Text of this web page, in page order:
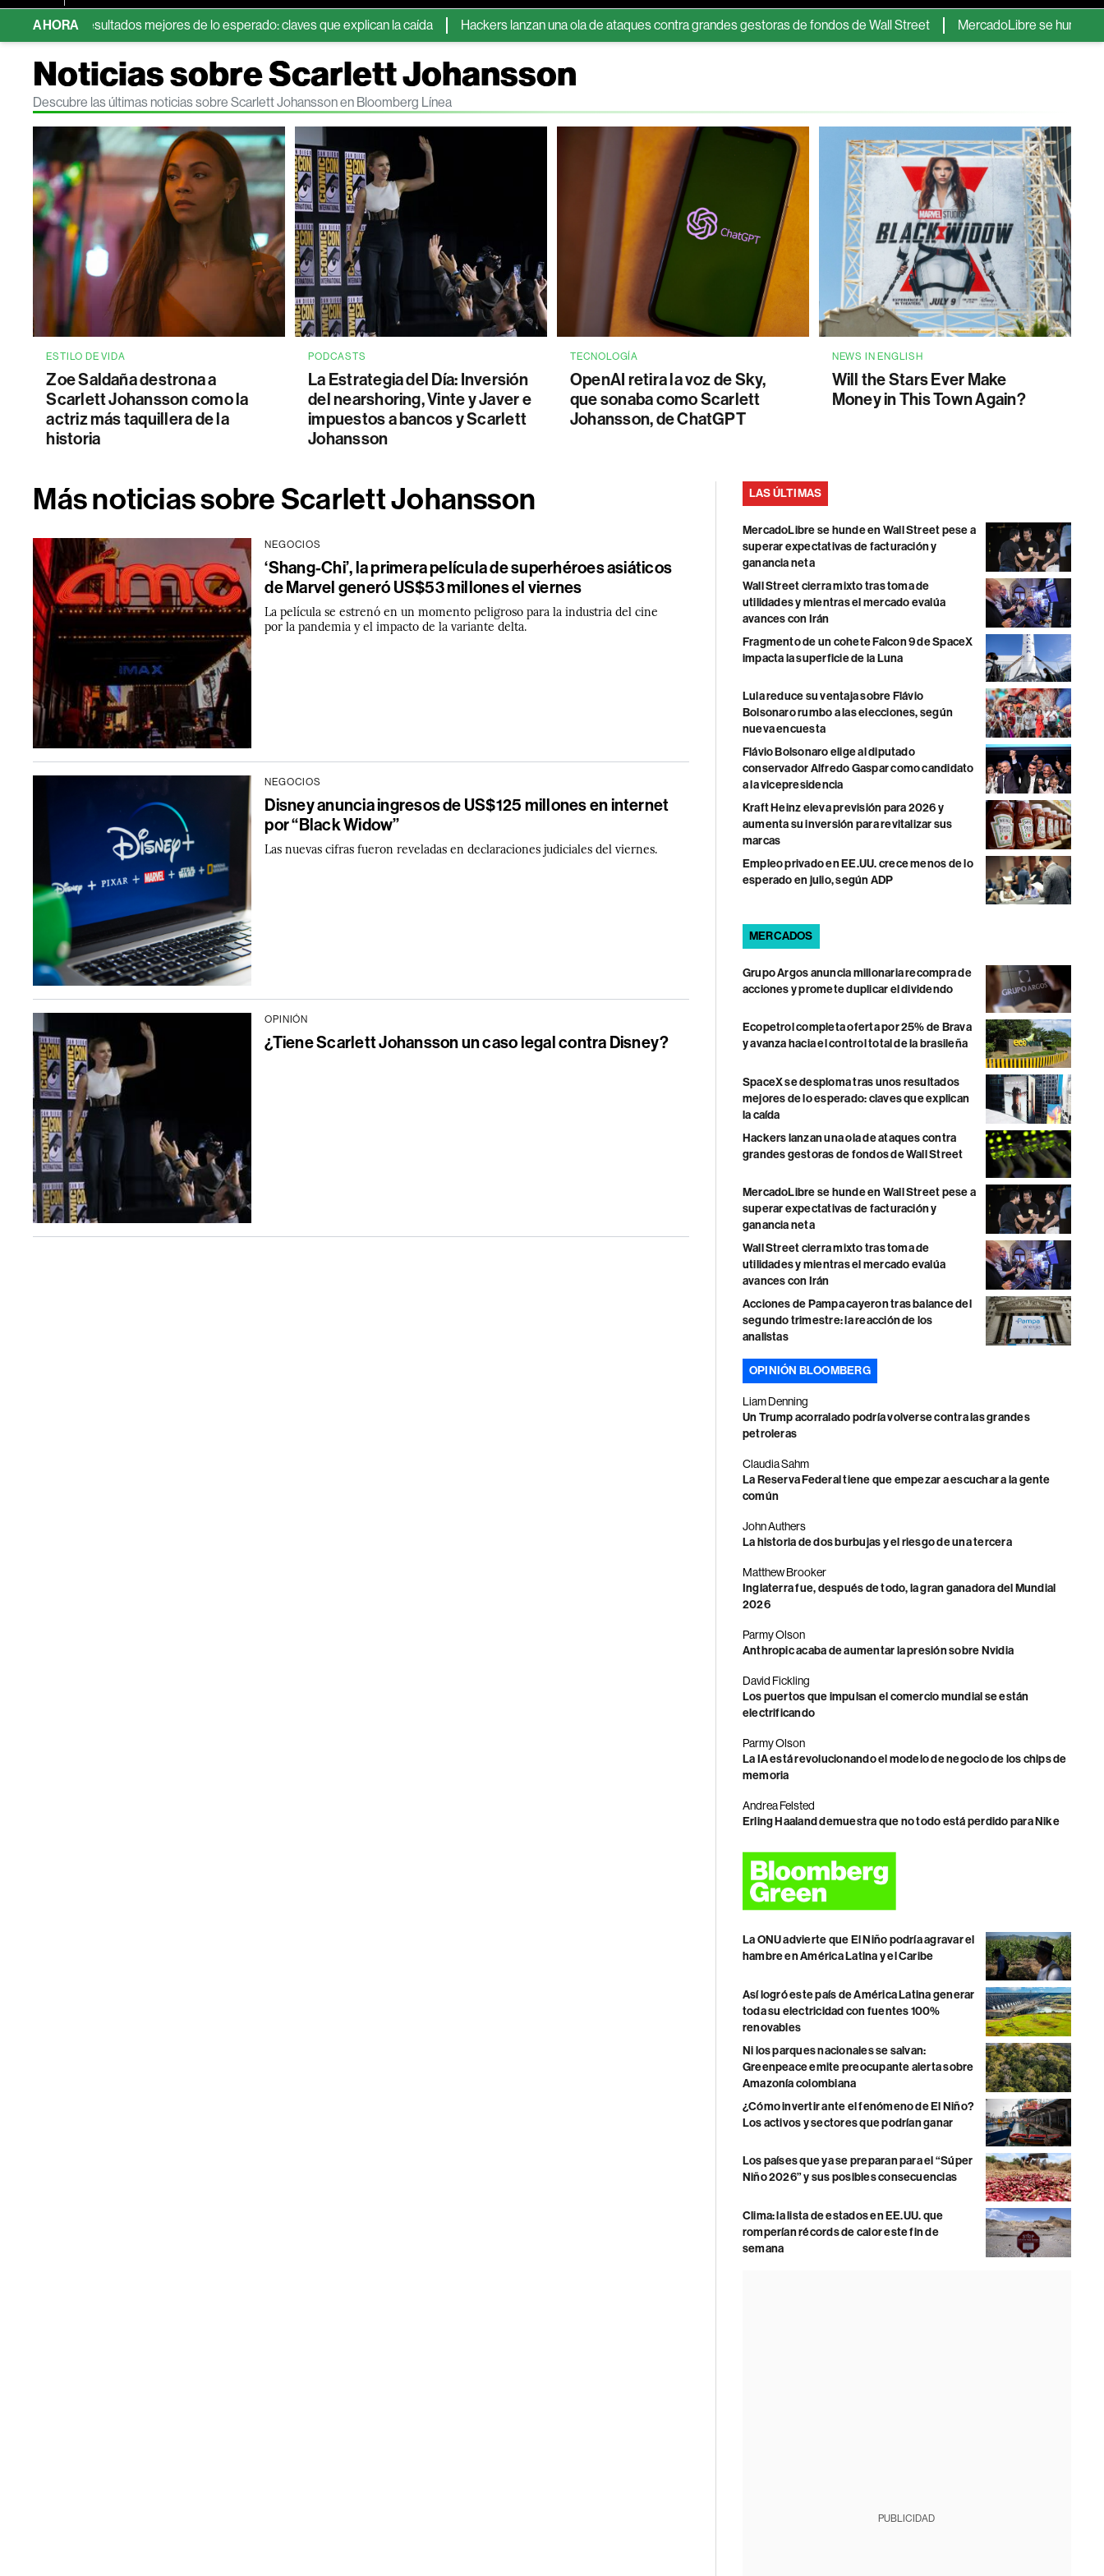
AHORA
resultados mejores de lo esperado: claves que explican la caída Hackers lanzan una ola de ataques contra grandes gestoras de fondos de Wall Street MercadoLibre se hunde en Wall
Noticias sobre Scarlett Johansson
Descubre las últimas noticias sobre Scarlett Johansson en Bloomberg Línea
ESTILO DE VIDA
Zoe Saldaña destrona a
Scarlett Johansson como la
actriz más taquillera de la
historia
PODCASTS
La Estrategia del Día: Inversión
del nearshoring, Vinte y Javer e
impuestos a bancos y Scarlett
Johansson
TECNOLOGÍA
OpenAI retira la voz de Sky,
que sonaba como Scarlett
Johansson, de ChatGPT
NEWS IN ENGLISH
Will the Stars Ever Make
Money in This Town Again?
Más noticias sobre Scarlett Johansson
NEGOCIOS
‘Shang-Chi’, la primera película de superhéroes asiáticos
de Marvel generó US$53 millones el viernes
La película se estrenó en un momento peligroso para la industria del cine
por la pandemia y el impacto de la variante delta.
NEGOCIOS
Disney anuncia ingresos de US$125 millones en internet
por “Black Widow”
Las nuevas cifras fueron reveladas en declaraciones judiciales del viernes.
OPINIÓN
¿Tiene Scarlett Johansson un caso legal contra Disney?
LAS ÚLTIMAS
MercadoLibre se hunde en Wall Street pese a
superar expectativas de facturación y
ganancia neta
Wall Street cierra mixto tras toma de
utilidades y mientras el mercado evalúa
avances con Irán
Fragmento de un cohete Falcon 9 de SpaceX
impacta la superficie de la Luna
Lula reduce su ventaja sobre Flávio
Bolsonaro rumbo a las elecciones, según
nueva encuesta
Flávio Bolsonaro elige al diputado
conservador Alfredo Gaspar como candidato
a la vicepresidencia
Kraft Heinz eleva previsión para 2026 y
aumenta su inversión para revitalizar sus
marcas
Empleo privado en EE.UU. crece menos de lo
esperado en julio, según ADP
MERCADOS
Grupo Argos anuncia millonaria recompra de
acciones y promete duplicar el dividendo
Ecopetrol completa oferta por 25% de Brava
y avanza hacia el control total de la brasileña
SpaceX se desploma tras unos resultados
mejores de lo esperado: claves que explican
la caída
Hackers lanzan una ola de ataques contra
grandes gestoras de fondos de Wall Street
MercadoLibre se hunde en Wall Street pese a
superar expectativas de facturación y
ganancia neta
Wall Street cierra mixto tras toma de
utilidades y mientras el mercado evalúa
avances con Irán
Acciones de Pampa cayeron tras balance del
segundo trimestre: la reacción de los
analistas
OPINIÓN BLOOMBERG
Liam Denning
Un Trump acorralado podría volverse contra las grandes
petroleras
Claudia Sahm
La Reserva Federal tiene que empezar a escuchar a la gente
común
John Authers
La historia de dos burbujas y el riesgo de una tercera
Matthew Brooker
Inglaterra fue, después de todo, la gran ganadora del Mundial
2026
Parmy Olson
Anthropic acaba de aumentar la presión sobre Nvidia
David Fickling
Los puertos que impulsan el comercio mundial se están
electrificando
Parmy Olson
La IA está revolucionando el modelo de negocio de los chips de
memoria
Andrea Felsted
Erling Haaland demuestra que no todo está perdido para Nike
La ONU advierte que El Niño podría agravar el
hambre en América Latina y el Caribe
Así logró este país de América Latina generar
toda su electricidad con fuentes 100%
renovables
Ni los parques nacionales se salvan:
Greenpeace emite preocupante alerta sobre
Amazonía colombiana
¿Cómo invertir ante el fenómeno de El Niño?
Los activos y sectores que podrían ganar
Los países que ya se preparan para el “Súper
Niño 2026” y sus posibles consecuencias
Clima: la lista de estados en EE.UU. que
romperían récords de calor este fin de
semana
PUBLICIDAD